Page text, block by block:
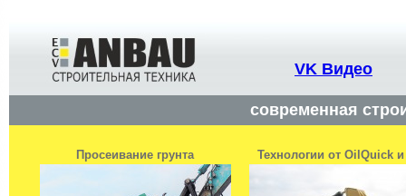
VK Видео
современная
Просеивание грунта Технологии от OilQuick